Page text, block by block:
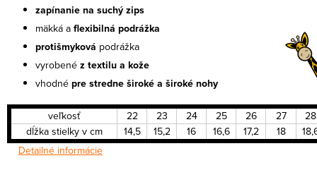
zapínanie na suchý zips
mäkká a flexibilná podrážka
protišmyková podrážka
vyrobené z textilu a kože
vhodné pre stredne široké a široké nohy
veľkosť 22 23 24 25 26 27
28
dĺžka stielky v cm
14,5 15,2 16 16,6 17,2 18
Detailné informácie